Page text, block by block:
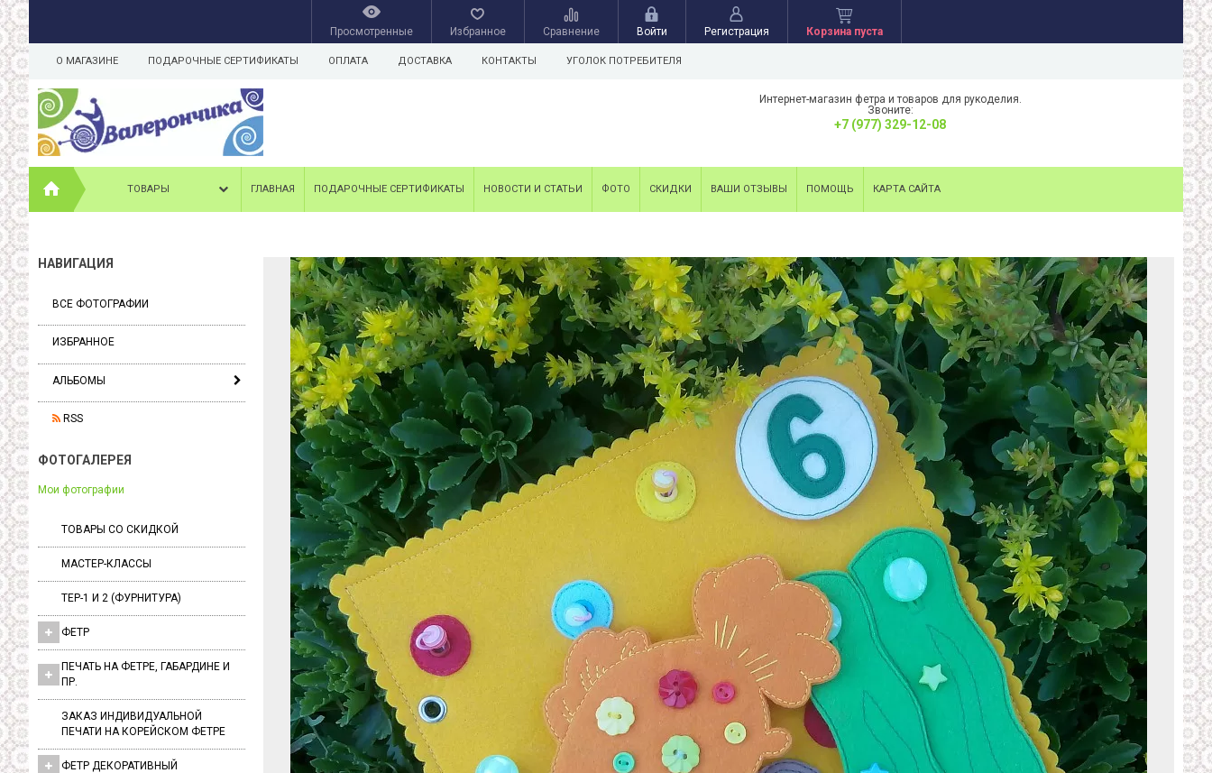
Просмотренные Избранное Сравнение Войти Регистрация Корзина пуста
О МАГАЗИНЕ ПОДАРОЧНЫЕ СЕРТИФИКАТЫ ОПЛАТА ДОСТАВКА КОНТАКТЫ УГОЛОК ПОТРЕБИТЕЛЯ
Интернет-магазин фетра и товаров для рукоделия.
Звоните:
+7 (977) 329-12-08
ТОВАРЫ ГЛАВНАЯ ПОДАРОЧНЫЕ СЕРТИФИКАТЫ НОВОСТИ И СТАТЬИ ФОТО СКИДКИ ВАШИ ОТЗЫВЫ ПОМОЩЬ КАРТА САЙТА
НАВИГАЦИЯ
ВСЕ ФОТОГРАФИИ
ИЗБРАННОЕ
АЛЬБОМЫ
RSS
ФОТОГАЛЕРЕЯ
Мои фотографии
ТОВАРЫ СО СКИДКОЙ
МАСТЕР-КЛАССЫ
ТЕР-1 И 2 (ФУРНИТУРА)
ФЕТР
ПЕЧАТЬ НА ФЕТРЕ, ГАБАРДИНЕ И
ПР.
ЗАКАЗ ИНДИВИДУАЛЬНОЙ
ПЕЧАТИ НА КОРЕЙСКОМ ФЕТРЕ
ФЕТР ДЕКОРАТИВНЫЙ